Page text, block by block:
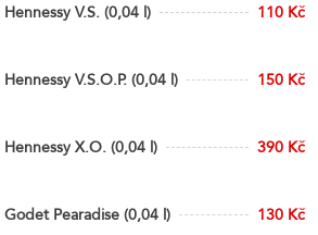
Hennessy V.S. (0,04 l) 110 Kč
Hennessy V.S.O.P. (0,04 l) 150 Kč
Hennessy X.O. (0,04 l) 390 Kč
Godet Pearadise (0,04 l) 130 Kč